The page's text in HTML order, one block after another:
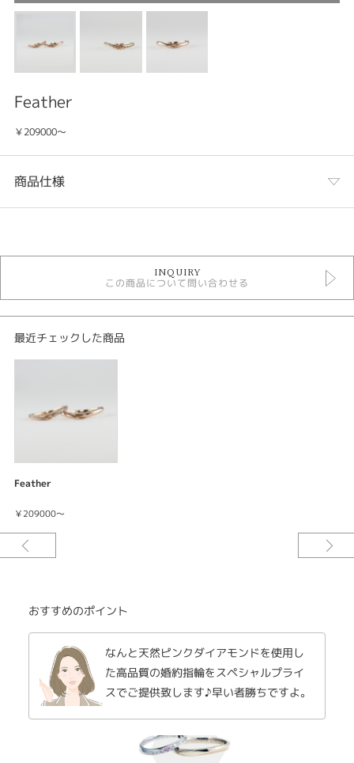
Feather
￥209000～
商品仕様
マリッジリングシンプル
Original Rings結婚指輪
紹介文
大きく羽根を広げ幸せを運ぶ鳥のように緩やかなカーブを描くこのリングは
INQUIRY
この商品について問い合わせる
最近チェックした商品
Feather
￥209000～
おすすめのポイント
なんと天然ピンクダイアモンドを使用し
た高品質の婚約指輪をスペシャルプライ
スでご提供致します♪早い者勝ちですよ。